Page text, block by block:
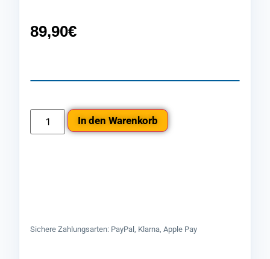
89,90€
In den Warenkorb
Sichere Zahlungsarten: PayPal, Klarna, Apple Pay